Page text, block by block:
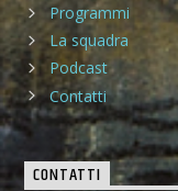
Programmi
La squadra
Podcast
Contatti
CONTATTI